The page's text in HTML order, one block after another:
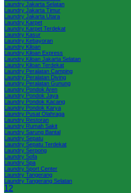
Laundry Jakarta Selatan
Laundry Jakarta Timur
Laundry Jakarta Utara
Laundry Karpet
Laundry Karpet Terdekat
Laundry Kasur
Laundry Kebayoran
Laundry Kiloan
Laundry Kiloan Express
Laundry Kiloan Jakarta Selatan
Laundry Kiloan Terdekat
Laundry Peralatan Camping
Laundry Peralatan Diving
Laundry Peralatan Gunung
Laundry Pondok Aren
Laundry Pondok Jaya
Laundry Pondok Kacang
Laundry Pondok Karya
Laundry Pusat Olahraga
Laundry Restoran
Laundry Rumah Sakit
Laundry Sarung Bantal
Laundry Sepatu
Laundry Sepatu Terdekat
Laundry Serpong
Laundry Sofa
Laundry Spa
Laundry Sport Center
Laundry Tangerang
Laundry Tangerang Selatan
12